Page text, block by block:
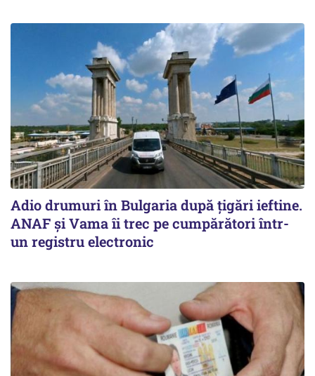
Adio drumuri în Bulgaria după țigări ieftine.
ANAF și Vama îi trec pe cumpărători într-
un registru electronic